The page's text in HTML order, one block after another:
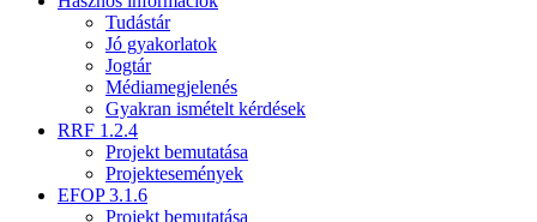
Tudástár
Jó gyakorlatok
Jogtár
Médiamegjelenés
Gyakran ismételt kérdések
RRF 1.2.4
Projekt bemutatása
Projektesemények
EFOP 3.1.6
Projekt bemutatása